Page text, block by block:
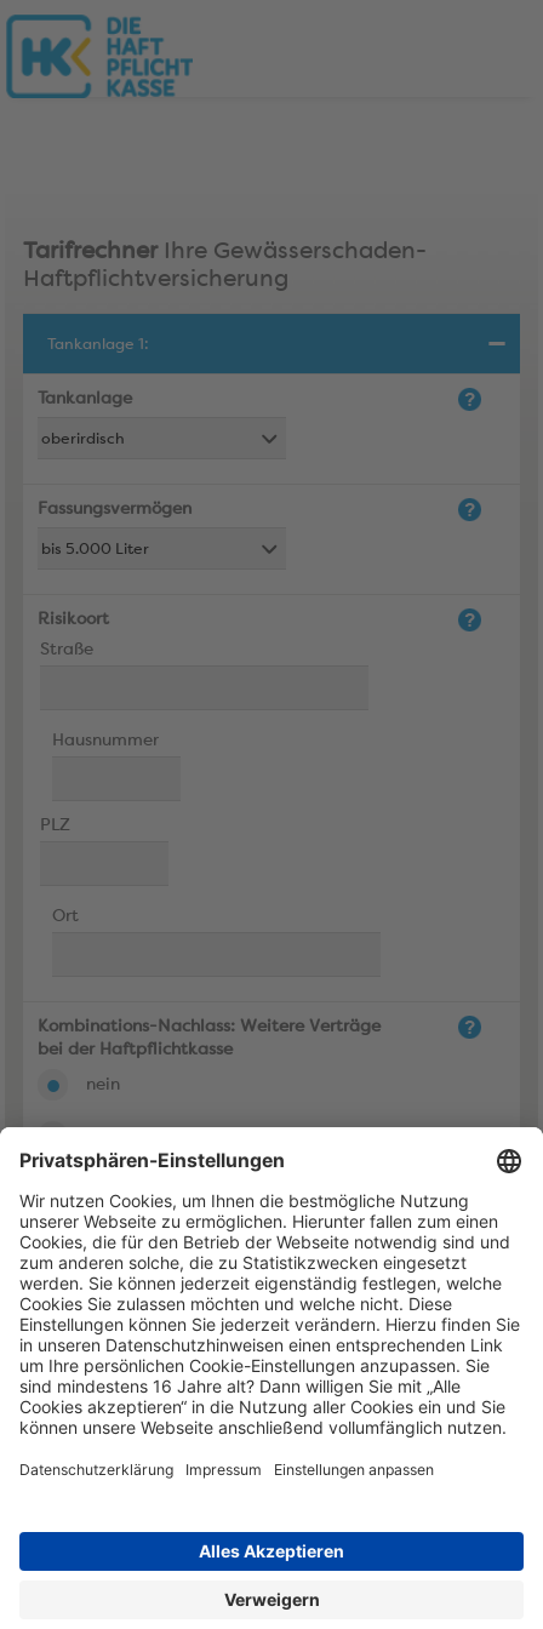
Tarifrechner Ihre Gewässerschaden-
Haftpflichtversicherung
Tankanlage 1:
Tankanlage
Fassungsvermögen
Risikoort
Straße
Hausnummer
PLZ
Ort
Kombinations-Nachlass: Weitere Verträge
bei der Haftpflichtkasse
nein
© 08.08.26 Die Haftpflichtkasse